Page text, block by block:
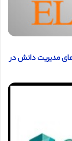
مدیریت دانش در